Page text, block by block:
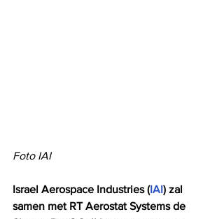
Foto IAI
Israel Aerospace Industries (IAI) zal
samen met RT Aerostat Systems de